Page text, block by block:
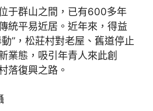
于群山之間，已有600多年
統平易近居。近年來，得益
”，松莊村對老屋、舊道停止
業態，吸引年青人來此創
落復興之路。